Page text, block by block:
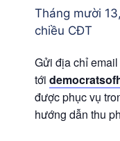
Tháng mười
chiều CĐT
Gửi địa chỉ email
tới
được phục vụ
hướng dẫn thu